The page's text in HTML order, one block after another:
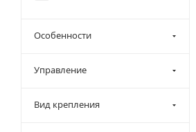
Особенности
Управление
Вид крепления